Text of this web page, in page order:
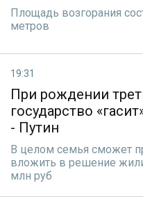
Площадь возгорания
метров
19:31
При рождении
государство
- Путин
В целом семья сможет
вложить в решение
млн руб